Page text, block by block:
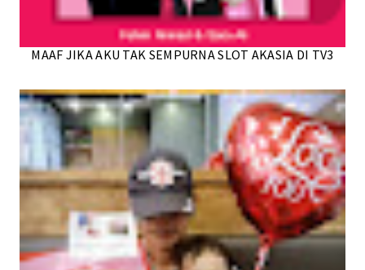
MAAF JIKA AKU TAK SEMPURNA SLOT AKASIA DI TV3